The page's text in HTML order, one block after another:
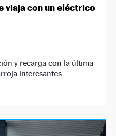
viaja con un eléctrico
y recarga con la última
interesantes